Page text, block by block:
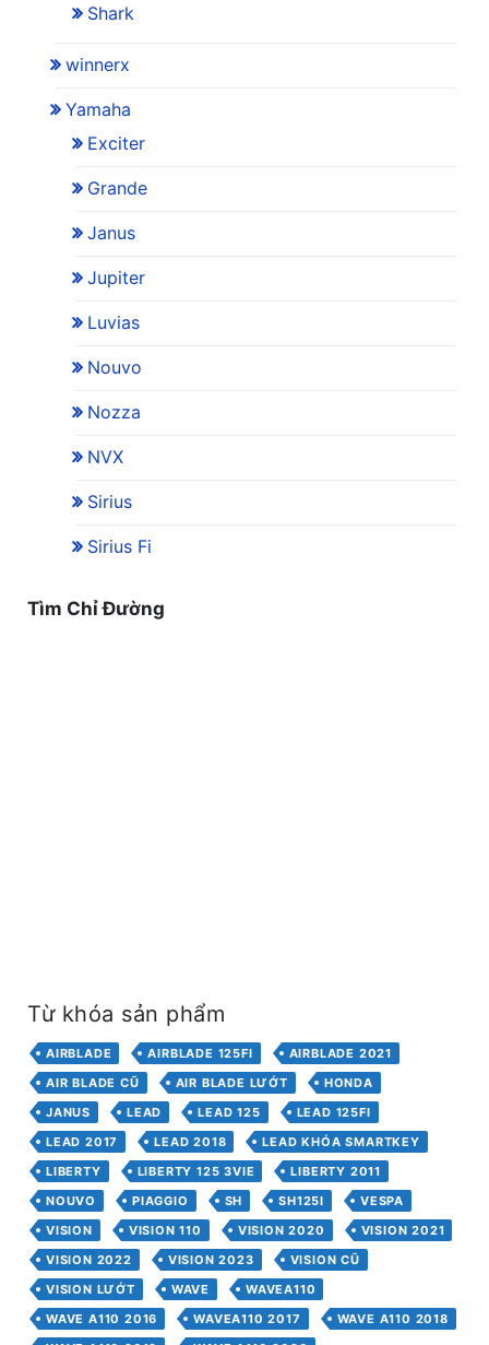
Shark
winnerx
Yamaha
Exciter
Grande
Janus
Jupiter
Luvias
Nouvo
Nozza
NVX
Sirius
Sirius Fi
Tìm Chỉ Đường
Từ khóa sản phẩm
AIRBLADE AIRBLADE 125FI
AIRBLADE 2021
AIR BLADE CŨ
AIR BLADE LƯỚT
HONDA
JANUS
LEAD LEAD 125
LEAD 125FI
LEAD 2017
LEAD 2018
LEAD KHÓA SMARTKEY
LIBERTY
LIBERTY 125 3VIE
LIBERTY 2011
NOUVO
PIAGGIO SH SH125I
VESPA
VISION
VISION 110 VISION 2020
VISION 2021
VISION 2022
VISION 2023
VISION CŨ
VISION LƯỚT
WAVE
WAVEA110
WAVE A110 2016
WAVEA110 2017
WAVE A110 2018